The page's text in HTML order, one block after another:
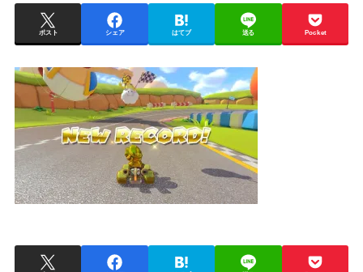
ポスト シェア はてブ 送る Pocket